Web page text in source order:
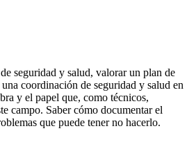
seguridad y salud, valorar un plan de
coordinación de seguridad y salud en
y el papel que, como técnicos,
campo. Saber cómo documentar el
que puede tener no hacerlo.